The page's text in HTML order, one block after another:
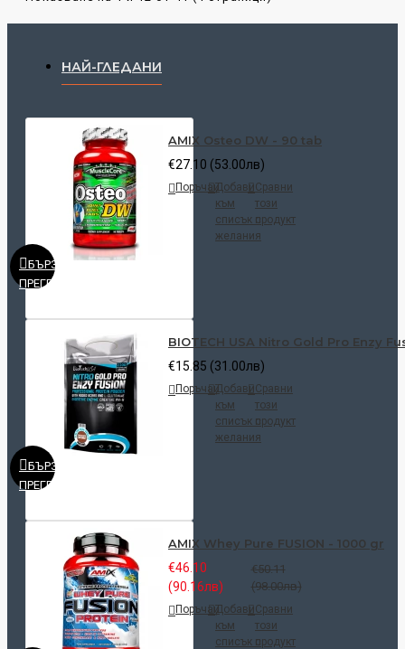
НАЙ-ГЛЕДАНИ
БЪРЗ
ПРЕГЛЕД
AMIX Osteo DW - 90 tab
€27.10 (53.00лв)
ПоръчайДобави
към
списък с
желания
Сравни
този
продукт
БЪРЗ
ПРЕГЛЕД
BIOTECH USA Nitro Gold Pro Enzy
€15.85 (31.00лв)
ПоръчайДобави
към
списък с
желания
Сравни
този
продукт
AMIX Whey Pure FUSION - 1000 gr
€46.10
(90.16лв)
€50.11
(98.00лв)
ПоръчайДобави
към
списък с
Сравни
този
продукт